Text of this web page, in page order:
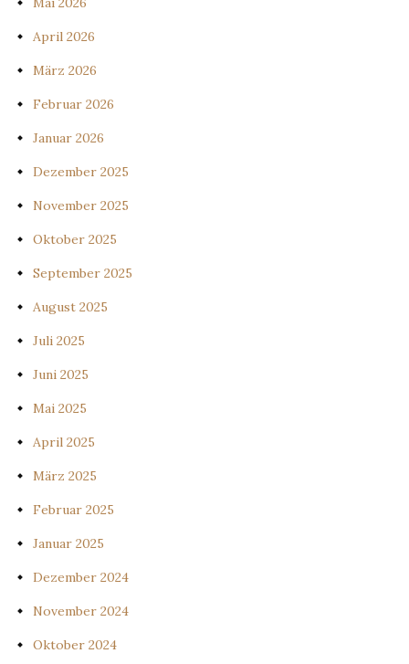
April 2026
März 2026
Februar 2026
Januar 2026
Dezember 2025
November 2025
Oktober 2025
September 2025
August 2025
Juli 2025
Juni 2025
Mai 2025
April 2025
März 2025
Februar 2025
Januar 2025
Dezember 2024
November 2024
Oktober 2024